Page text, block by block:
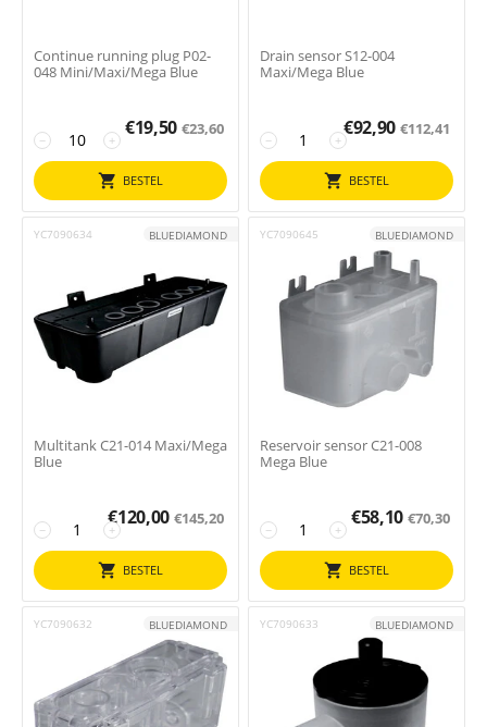
Continue running plug P02-
048 Mini/Maxi/Mega Blue
+
−
€19,50 €23,60
BESTEL
Drain sensor S12-004
Maxi/Mega Blue
+
−
€92,90 €112,41
BESTEL
YC7090634 BLUEDIAMOND
Multitank C21-014 Maxi/Mega
Blue
+
−
€120,00 €145,20
BESTEL
YC7090645 BLUEDIAMOND
Reservoir sensor C21-008
Mega Blue
+
−
€58,10 €70,30
BESTEL
YC7090632 BLUEDIAMOND YC7090633 BLUEDIAMOND